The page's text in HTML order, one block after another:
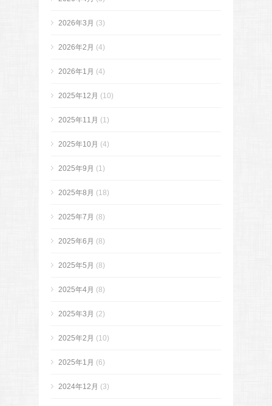
2026年3月 (3)
2026年2月 (4)
2026年1月 (4)
2025年12月 (10)
2025年11月 (1)
2025年10月 (4)
2025年9月 (1)
2025年8月 (18)
2025年7月 (8)
2025年6月 (8)
2025年5月 (8)
2025年4月 (8)
2025年3月 (2)
2025年2月 (10)
2025年1月 (6)
2024年12月 (3)